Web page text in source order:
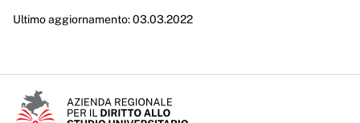
Informazioni ambientali
Interventi straordinari e di emergenza
Ultimo aggiornamento: 03.03.2022